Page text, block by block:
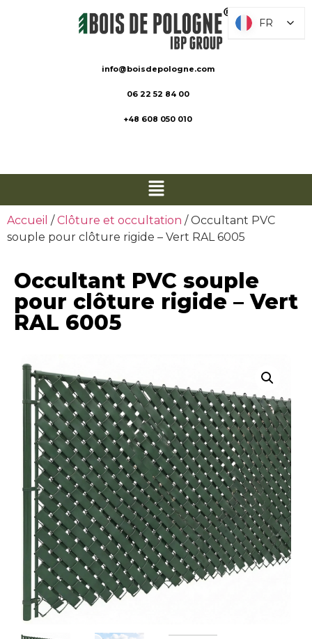
info@boisdepologne.com
06 22 52 84 00
+48 608 050 010
Accueil /Clôture et occultation / Occultant PVC
souple pour clôture rigide – Vert RAL 6005
Occultant PVC souple
pour clôture rigide – Vert
RAL 6005
FR
FR